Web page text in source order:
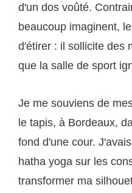
d'un dos voûté.
beaucoup imaginent,
d'étirer : il sollicite des
que la salle de sport
Je me souviens de
le tapis, à Bordeaux,
fond d'une cour.
hatha yoga sur les
transformer ma